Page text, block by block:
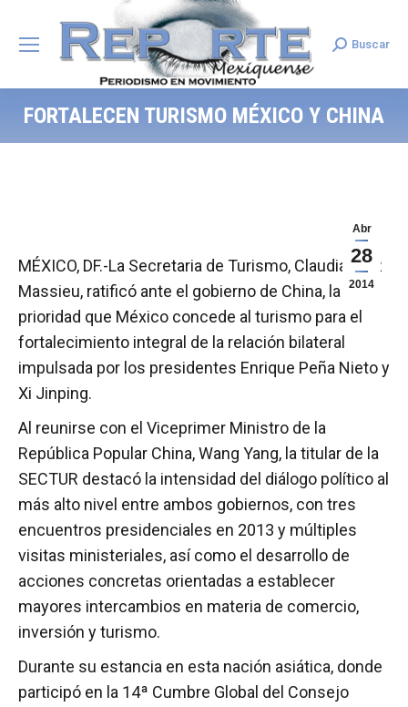
Search:
Buscar
FORTALECEN TURISMO MÉXICO Y CHINA
Abr
28
2014
MÉXICO, DF.-La Secretaria de Turismo, Claudia Ruiz
Massieu, ratificó ante el gobierno de China, la
prioridad que México concede al turismo para el
fortalecimiento integral de la relación bilateral
impulsada por los presidentes Enrique Peña Nieto y
Xi Jinping.
Al reunirse con el Viceprimer Ministro de la
República Popular China, Wang Yang, la titular de la
SECTUR destacó la intensidad del diálogo político al
más alto nivel entre ambos gobiernos, con tres
encuentros presidenciales en 2013 y múltiples
visitas ministeriales, así como el desarrollo de
acciones concretas orientadas a establecer
mayores intercambios en materia de comercio,
inversión y turismo.
Durante su estancia en esta nación asiática, donde
participó en la 14ª Cumbre Global del Consejo